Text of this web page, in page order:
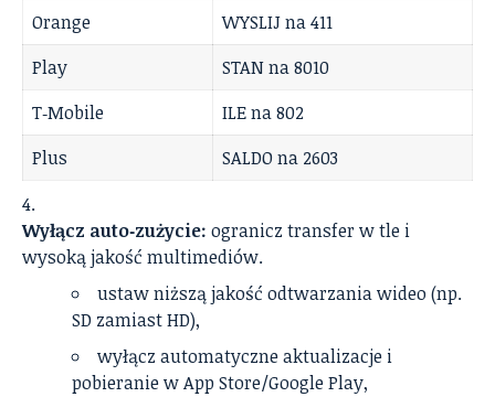
Orange
WYSLIJ na 411
Play
STAN na 8010
T‑Mobile
ILE na 802
Plus
SALDO na 2603
Wyłącz auto‑zużycie: ogranicz transfer w tle i
wysoką jakość multimediów.
ustaw niższą jakość odtwarzania wideo (np.
SD zamiast HD),
wyłącz automatyczne aktualizacje i
pobieranie w App Store/Google Play,